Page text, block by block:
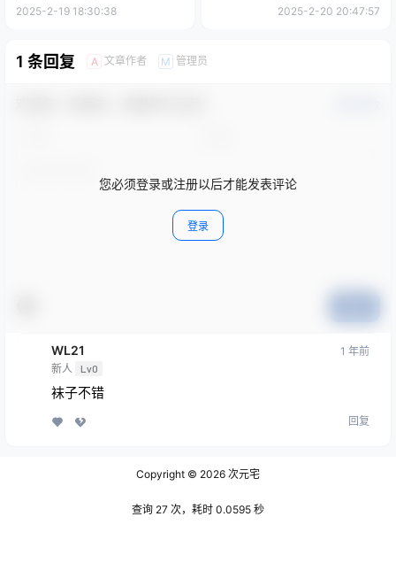
2025-2-19 18:30:38 2025-2-20 20:47:57
1 条回复 A 文章作者 M 管理员
您必须登录或注册以后才能发表评论
登录
WL21
新人 Lv0
1 年前
袜子不错
回复
Copyright © 2026 次元宅
查询 27 次，耗时 0.0595 秒